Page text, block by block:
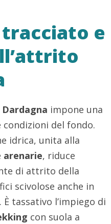
e
impone una
del fondo.
idrica, unita alla
arenarie, riduce
di attrito della
scivolose anche in
tassativo l’impiego di
con suola a